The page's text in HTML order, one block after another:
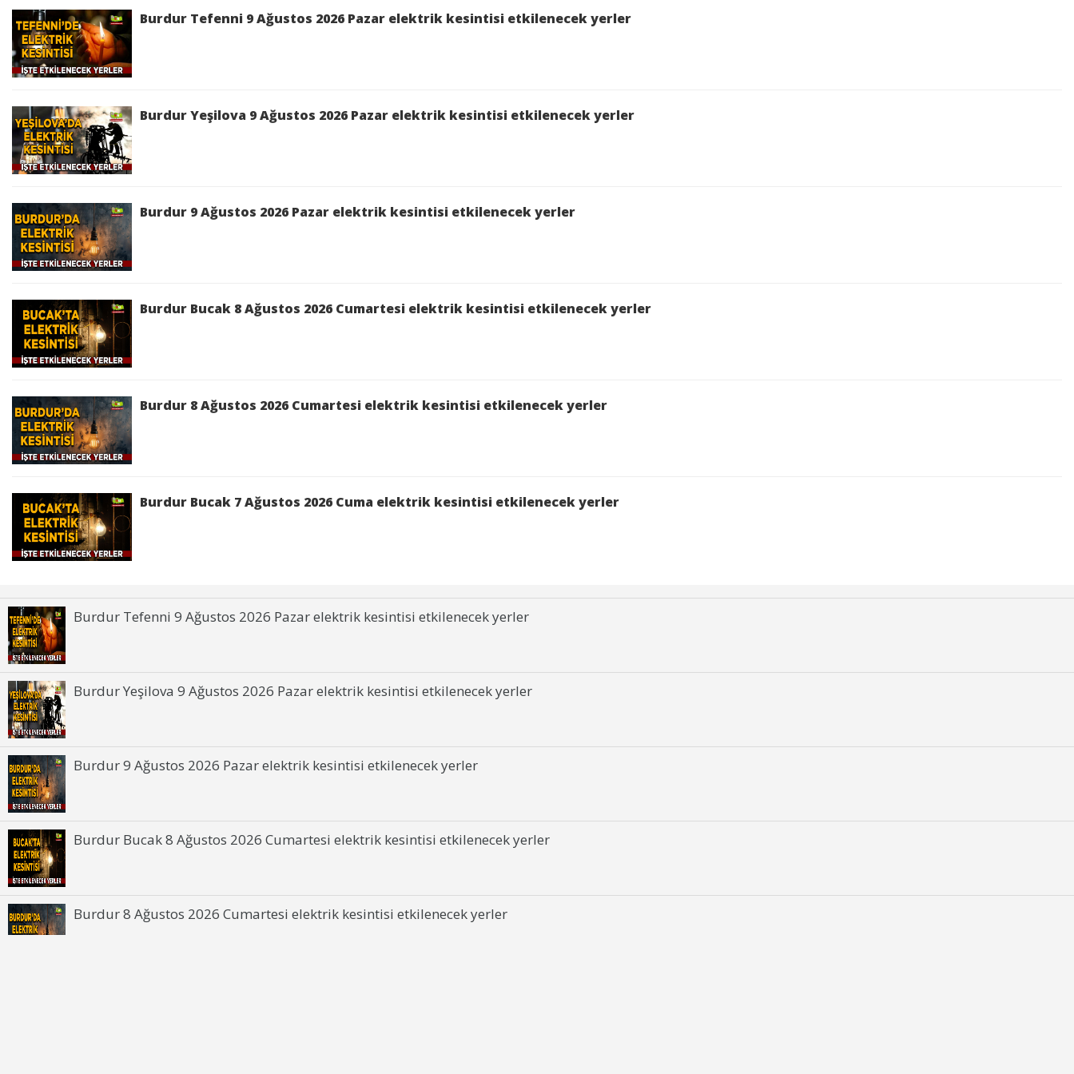
Burdur Tefenni 9 Ağustos 2026 Pazar elektrik kesintisi etkilenecek yerler
Burdur Yeşilova 9 Ağustos 2026 Pazar elektrik kesintisi etkilenecek yerler
Burdur 9 Ağustos 2026 Pazar elektrik kesintisi etkilenecek yerler
Burdur Bucak 8 Ağustos 2026 Cumartesi elektrik kesintisi etkilenecek yerler
Burdur 8 Ağustos 2026 Cumartesi elektrik kesintisi etkilenecek yerler
Burdur Bucak 7 Ağustos 2026 Cuma elektrik kesintisi etkilenecek yerler
Burdur Tefenni 9 Ağustos 2026 Pazar elektrik kesintisi etkilenecek yerler
Burdur Yeşilova 9 Ağustos 2026 Pazar elektrik kesintisi etkilenecek yerler
Burdur 9 Ağustos 2026 Pazar elektrik kesintisi etkilenecek yerler
Burdur Bucak 8 Ağustos 2026 Cumartesi elektrik kesintisi etkilenecek yerler
Burdur 8 Ağustos 2026 Cumartesi elektrik kesintisi etkilenecek yerler